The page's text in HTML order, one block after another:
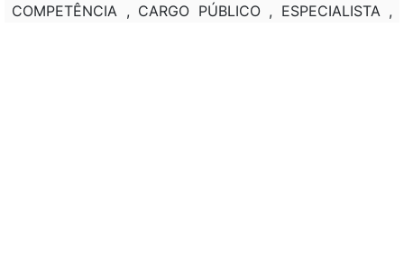
COMPETÊNCIA , CARGO PÚBLICO , ESPECIALISTA ,